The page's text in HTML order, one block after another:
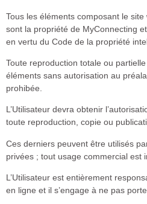
Tous les éléments composant le
sont la propriété de MyConnecting
en vertu du Code de la propriété
Toute reproduction totale ou
éléments sans autorisation au
prohibée.
L’Utilisateur devra obtenir
toute reproduction, copie ou
Ces derniers peuvent être utilisés
privées ; tout usage commercial est
L’Utilisateur est entièrement
en ligne et il s’engage à ne pas